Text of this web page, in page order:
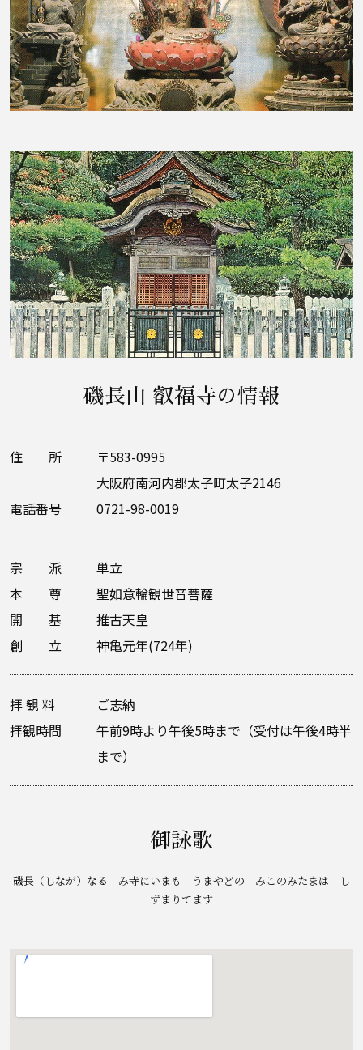
磯長山 叡福寺の情報
住 所
〒583-0995
大阪府南河内郡太子町太子2146
電話番号
0721-98-0019
宗 派
単立
本 尊
聖如意輪観世音菩薩
開 基
推古天皇
創 立
神亀元年(724年)
拝 観 料
ご志納
拝観時間
午前9時より午後5時まで（受付は午後4時半
まで）
御詠歌
磯長（しなが）なる み寺にいまも うまやどの みこのみたまは し
ずまりてます